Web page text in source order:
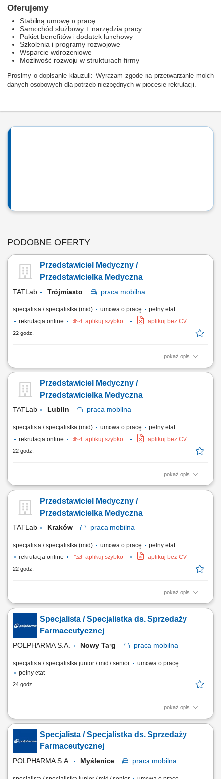
Oferujemy
Stabilną umowę o pracę
Samochód służbowy + narzędzia pracy
Pakiet benefitów i dodatek lunchowy
Szkolenia i programy rozwojowe
Wsparcie wdrożeniowe
Możliwość rozwoju w strukturach firmy
Prosimy o dopisanie klauzuli: Wyrażam zgodę na przetwarzanie moich
danych osobowych dla potrzeb niezbędnych w procesie rekrutacji.
PODOBNE OFERTY
Przedstawiciel Medyczny /
Przedstawicielka Medyczna
TATLab Trójmiasto praca mobilna
specjalista / specjalistka (mid) umowa o pracę
pełny etat
rekrutacja online
aplikuj szybko aplikuj bez CV
22 godz.
pokaż opis
Na czym polega praca: Osoba na tym stanowisku wspiera istniejącą i
portfolio firmy. Twój zakres obowiązków: Aktywne pozyskiwanie nowych
klientów oraz sprzedaż systemów diagnostycznych marek Roche,
Przedstawiciel Medyczny /
Przedstawicielka Medyczna
TATLab Lublin praca mobilna
specjalista / specjalistka (mid) umowa o pracę
pełny etat
rekrutacja online
aplikuj szybko aplikuj bez CV
22 godz.
pokaż opis
Na czym polega praca: Osoba na tym stanowisku wspiera istniejącą i
portfolio firmy. Twój zakres obowiązków: Aktywne pozyskiwanie nowych
klientów oraz sprzedaż systemów diagnostycznych marek Roche,
Przedstawiciel Medyczny /
Przedstawicielka Medyczna
TATLab Kraków praca mobilna
specjalista / specjalistka (mid) umowa o pracę
pełny etat
rekrutacja online
aplikuj szybko aplikuj bez CV
22 godz.
pokaż opis
Na czym polega praca: Osoba na tym stanowisku wspiera istniejącą i
generuje nową sprzedaż produktów medycznych znajdujących się w
portfolio firmy. Twój zakres obowiązków: Aktywne pozyskiwanie nowych
klientów oraz sprzedaż systemów diagnostycznych marek Roche,
Randox, Nihon Kohden....
Specjalista / Specjalistka ds. Sprzedaży
Farmaceutycznej
POLPHARMA S.A. Nowy Targ praca mobilna
specjalista / specjalistka junior / mid / senior
umowa o pracę
pełny etat
24 godz.
pokaż opis
Zakres obowiązków: Promowanie produktów z portfolio firmy w
środowisku medycznym. Budowanie i utrzymywanie długofalowych
relacji z lekarzami na powierzonym terenie. Reprezentowanie
organizacji podczas spotkań branżowych, konferencji i wydarzeń
naukowych. Realizacja założonych celów...
Specjalista / Specjalistka ds. Sprzedaży
Farmaceutycznej
POLPHARMA S.A. Myślenice praca mobilna